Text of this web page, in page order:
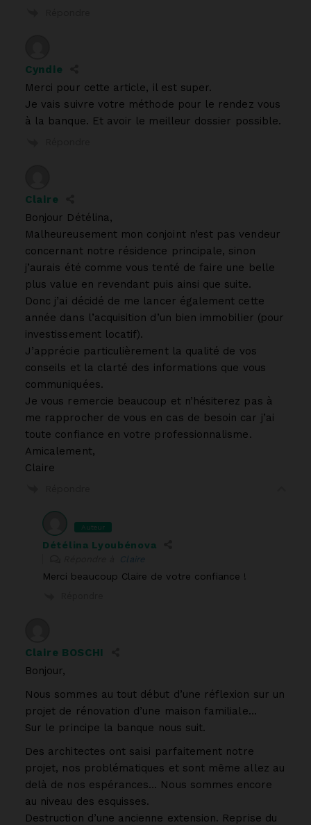
Cyndie
Merci pour cette article, il est super.
Je vais suivre votre méthode pour le rendez vous
à la banque. Et avoir le meilleur dossier possible.
Claire
Bonjour Détélina,
Malheureusement mon conjoint n’est pas vendeur
concernant notre résidence principale, sinon
j’aurais été comme vous tenté de faire une belle
plus value en revendant puis ainsi que suite.
Donc j’ai décidé de me lancer également cette
année dans l’acquisition d’un bien immobilier (pour
investissement locatif).
J’apprécie particulièrement la qualité de vos
conseils et la clarté des informations que vous
communiquées.
Je vous remercie beaucoup et n’hésiterez pas à
me rapprocher de vous en cas de besoin car j’ai
toute confiance en votre professionnalisme.
Amicalement,
Claire
Auteur
Détélina Lyoubénova
Claire
Merci beaucoup Claire de votre confiance !
Claire BOSCHI
Bonjour,
Nous sommes au tout début d’une réflexion sur un
projet de rénovation d’une maison familiale…
Sur le principe la banque nous suit.
Des architectes ont saisi parfaitement notre
projet, nos problématiques et sont même allez au
delà de nos espérances… Nous sommes encore
au niveau des esquisses.
Destruction d’une ancienne extension. Reprise du